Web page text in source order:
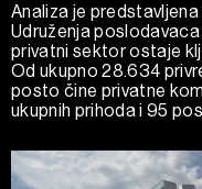
Analiza je
Udruženja
privatni sektor ostaje
Od ukupno 28.634
posto čine privatne
ukupnih prihoda i 95